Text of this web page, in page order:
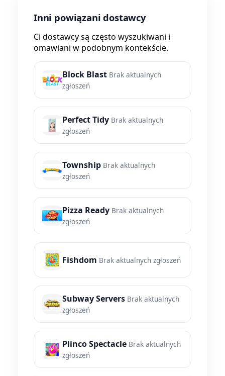
Inni powiązani dostawcy
Ci dostawcy są często wyszukiwani i
omawiani w podobnym kontekście.
Block Blast Brak aktualnych
zgłoszeń
Perfect Tidy Brak aktualnych
zgłoszeń
Township Brak aktualnych
zgłoszeń
Pizza Ready Brak aktualnych
zgłoszeń
Fishdom Brak aktualnych zgłoszeń
Subway Servers Brak aktualnych
zgłoszeń
Plinco Spectacle Brak aktualnych
zgłoszeń